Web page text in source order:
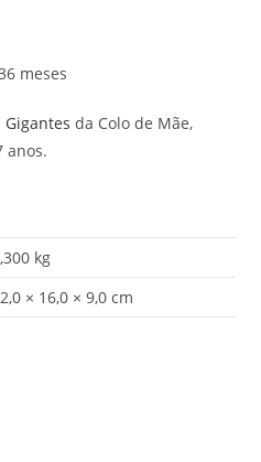
meses
da Colo de Mãe,
anos.
kg
× 16,0 × 9,0 cm